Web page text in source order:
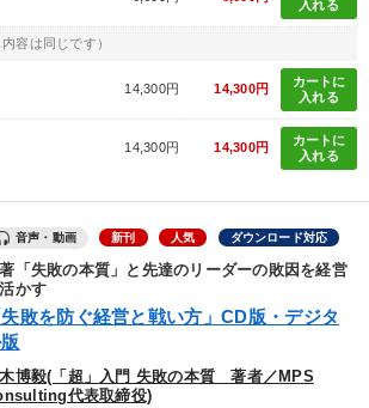
入れる
容は同じです）
14,300円 14,300円
カートに
入れる
14,300円 14,300円
カートに
入れる
音声・動画 新刊 人気 ダウンロード対応
「失敗の本質」と先達のリーダーの敗因を経営
かす
失敗を防ぐ経営と戦い方」CD版・デジタ
博毅(「超」入門 失敗の本質 著者／MPS
代表取締役)